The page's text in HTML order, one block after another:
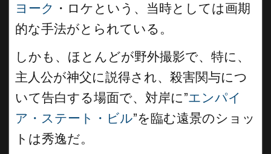
ヨーク ・ロケという、当時としては画期
的な手法がとられている。
しかも、ほとんどが野外撮影で、特に、
主人公が神父に説得され、殺害関与につ
いて告白する場面で、対岸に”エンパイ
ア・ステート・ビル”を臨む遠景のショッ
トは秀逸だ。